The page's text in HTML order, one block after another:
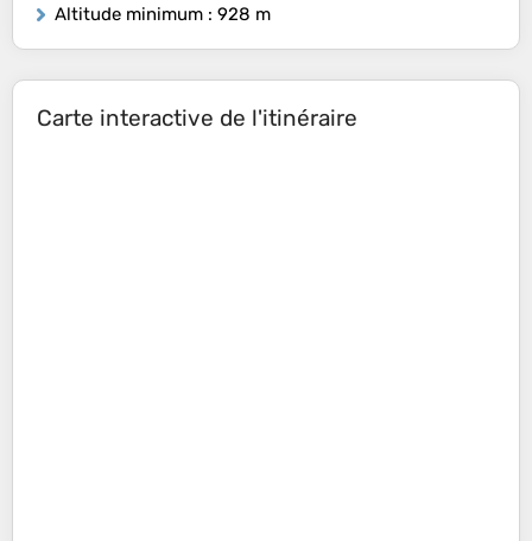
Altitude minimum : 928 m
Carte interactive de l'itinéraire